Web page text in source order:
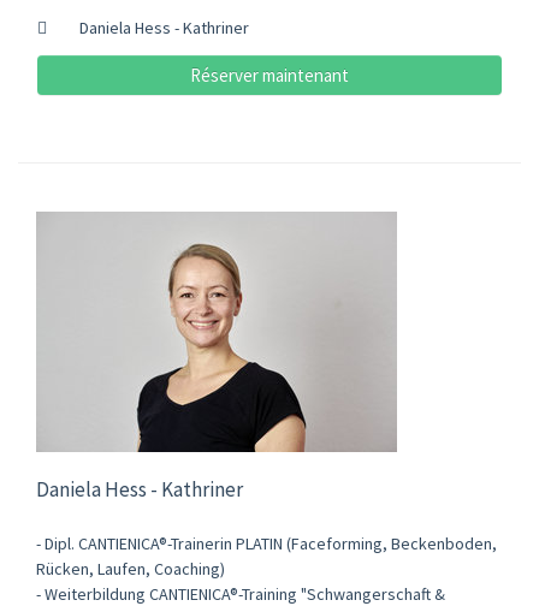
Daniela Hess - Kathriner
Réserver maintenant
Daniela Hess - Kathriner
- Dipl. CANTIENICA®-Trainerin PLATIN (Faceforming, Beckenboden,
Rücken, Laufen, Coaching)
- Weiterbildung CANTIENICA®-Training "Schwangerschaft &